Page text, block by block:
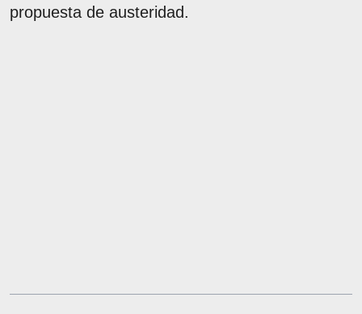
propuesta de austeridad.